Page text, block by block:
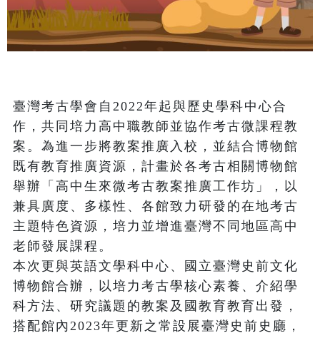
臺灣考古學會自2022年起與歷史學科中心合
作，共同培力高中職教師並協作考古微課程教
案。為進一步將教案推廣入校，並結合博物館
既有教育推廣資源，計畫於各考古相關博物館
舉辦「高中生來微考古教案推廣工作坊」，以
兼具廣度、多樣性、各館致力研發的在地考古
主題特色資源，培力並增進臺灣不同地區高中
老師發展課程。
本次更與英語文學科中心、國立臺灣史前文化
博物館合辦，以培力考古學核心素養、介紹學
科方法、研究議題的教案及國教育教育出發，
搭配館內2023年更新之常設展臺灣史前史廳，